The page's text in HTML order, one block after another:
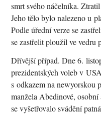
smrt svého náčelníka.
Jeho tělo bylo nalezeno u
Podle úřední verze se
se zastřelit ploužil ve vedru
Dřívější případ. Dne 6.
prezidentských voleb v
s odkazem na newyorskou
manžela Abedinové,
se vyšetřovalo svádění